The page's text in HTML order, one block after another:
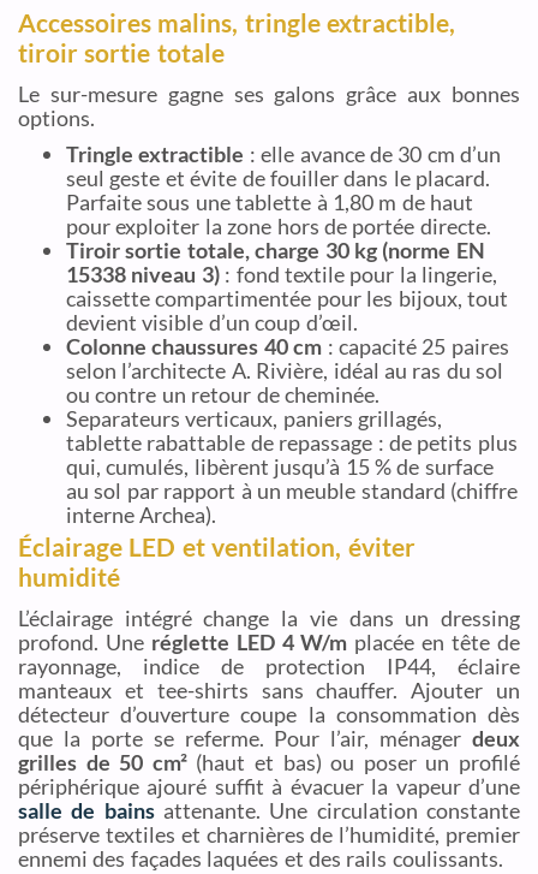
Accessoires malins, tringle extractible,
tiroir sortie totale
Le sur-mesure gagne ses galons grâce aux bonnes
options.
Tringle extractible : elle avance de 30 cm d’un
seul geste et évite de fouiller dans le placard.
Parfaite sous une tablette à 1,80 m de haut
pour exploiter la zone hors de portée directe.
Tiroir sortie totale, charge 30 kg (norme EN
15338 niveau 3): fond textile pour la lingerie,
caissette compartimentée pour les bijoux, tout
devient visible d’un coup d’œil.
Colonne chaussures 40 cm : capacité 25 paires
selon l’architecte A. Rivière, idéal au ras du sol
ou contre un retour de cheminée.
Separateurs verticaux, paniers grillagés,
tablette rabattable de repassage : de petits plus
qui, cumulés, libèrent jusqu’à 15 % de surface
au sol par rapport à un meuble standard (chiffre
interne Archea).
Éclairage LED et ventilation, éviter
humidité
L’éclairage intégré change la vie dans un dressing
profond. Une réglette LED 4 W/m placée en tête de
rayonnage, indice de protection IP44, éclaire
manteaux et tee-shirts sans chauffer. Ajouter un
détecteur d’ouverture coupe la consommation dès
que la porte se referme. Pour l’air, ménager deux
grilles de 50 cm²(haut et bas) ou poser un profilé
périphérique ajouré suffit à évacuer la vapeur d’une
salle de bainsattenante. Une circulation constante
préserve textiles et charnières de l’humidité, premier
ennemi des façades laquées et des rails coulissants.